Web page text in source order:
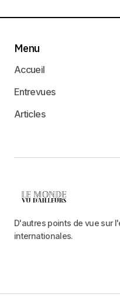
D'autres points de vue sur
internationales.
Menu
Accueil
Entrevues
Articles